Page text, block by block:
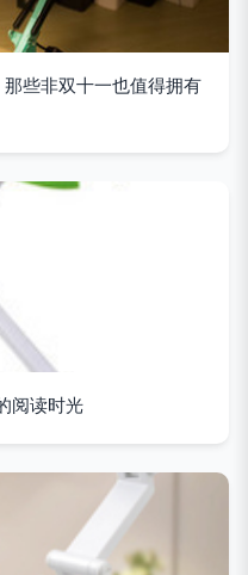
些非双十一也值得拥有
阅读时光